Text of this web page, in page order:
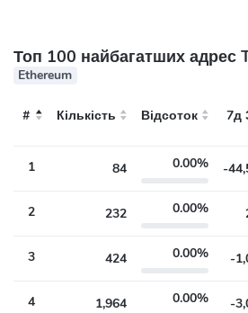
Топ 100 найбагатших адрес
Ethereum
# Кількість Відсоток 7д
1
84 0.00% -
2 232 0.00%
3 424 0.00% -
4 1,964 0.00% -